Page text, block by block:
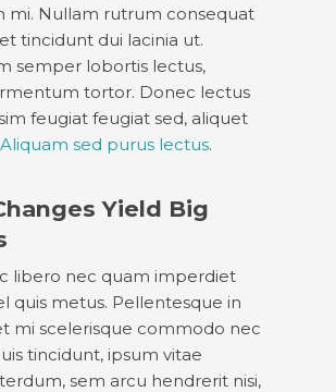
mi. Nullam rutrum consequat
tincidunt dui lacinia ut.
semper lobortis lectus,
tortor. Donec lectus
feugiat feugiat sed, aliquet
Aliquam sed purus lectus.
Yield Big
libero nec quam imperdiet
quis metus. Pellentesque in
mi scelerisque commodo nec
tincidunt, ipsum vitae
sem arcu hendrerit nisi,